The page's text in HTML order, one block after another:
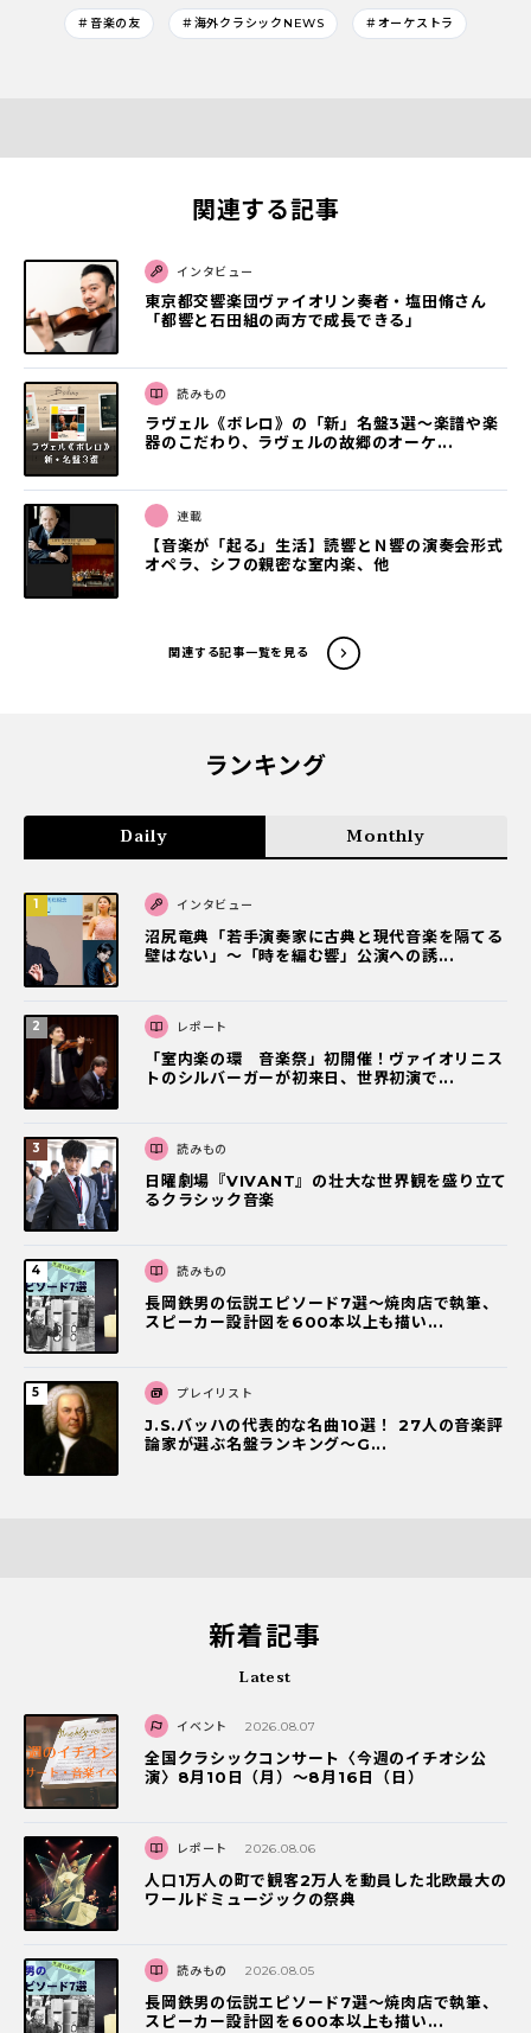
＃音楽の友 ＃海外クラシックNEWS ＃オーケストラ
関連する記事
インタビュー
東京都交響楽団ヴァイオリン奏者・塩田脩さん
「都響と石田組の両方で成長できる」
読みもの
ラヴェル《ボレロ》の「新」名盤3選〜楽譜や楽
器のこだわり、ラヴェルの故郷のオーケ...
連載
【音楽が「起る」生活】読響とＮ響の演奏会形式
オペラ、シフの親密な室内楽、他
関連する記事一覧を見る
ランキング
Daily Monthly
インタビュー
沼尻竜典「若手演奏家に古典と現代音楽を隔てる
壁はない」～「時を編む響」公演への誘...
レポート
「室内楽の環 音楽祭」初開催！ヴァイオリニス
トのシルバーガーが初来日、世界初演で...
読みもの
日曜劇場『VIVANT』の壮大な世界観を盛り立て
るクラシック音楽
読みもの
長岡鉄男の伝説エピソード7選〜焼肉店で執筆、
スピーカー設計図を600本以上も描い...
プレイリスト
J.S.バッハの代表的な名曲10選！ 27人の音楽評
論家が選ぶ名盤ランキング〜G...
新着記事
Latest
イベント 2026.08.07
全国クラシックコンサート〈今週のイチオシ公
演〉8月10日（月）～8月16日（日）
レポート 2026.08.06
人口1万人の町で観客2万人を動員した北欧最大の
ワールドミュージックの祭典
読みもの 2026.08.05
長岡鉄男の伝説エピソード7選〜焼肉店で執筆、
スピーカー設計図を600本以上も描い...